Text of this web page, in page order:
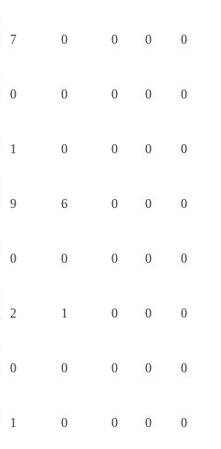
7 0 0 0 0
0 0 0 0 0
1 0 0 0 0
9 6 0 0 0
0 0 0 0 0
2 1 0 0 0
0 0 0 0 0
1 0 0 0 0